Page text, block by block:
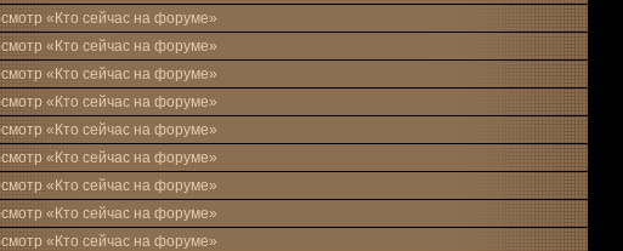
«Кто сейчас на форуме»
«Кто сейчас на форуме»
«Кто сейчас на форуме»
«Кто сейчас на форуме»
«Кто сейчас на форуме»
«Кто сейчас на форуме»
«Кто сейчас на форуме»
«Кто сейчас на форуме»
«Кто сейчас на форуме»